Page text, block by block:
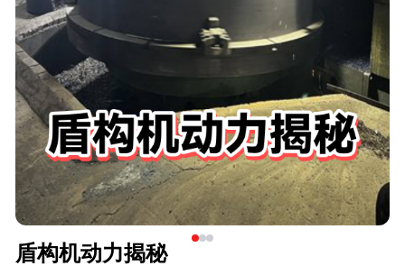
盾构机动力揭秘